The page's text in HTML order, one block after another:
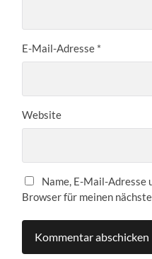
E-Mail-Adresse *
Website
Name, E-Mail-Adresse
Browser für meinen